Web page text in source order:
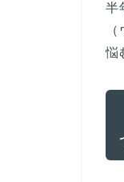
半
悩